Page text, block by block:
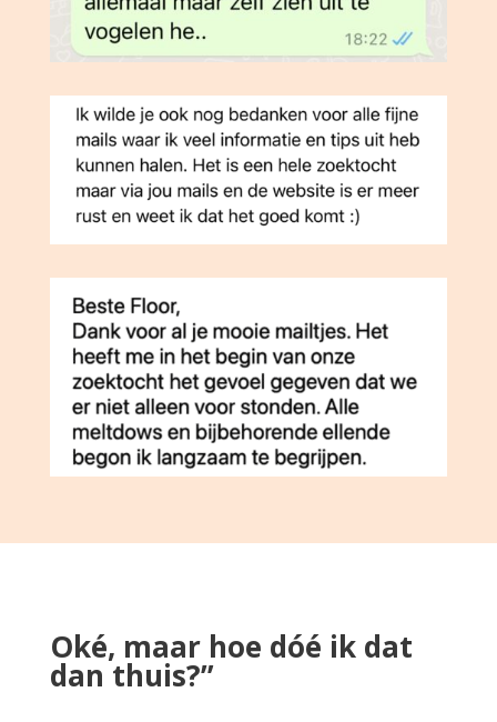
Oké, maar hoe dóé ik dat
dan thuis?”